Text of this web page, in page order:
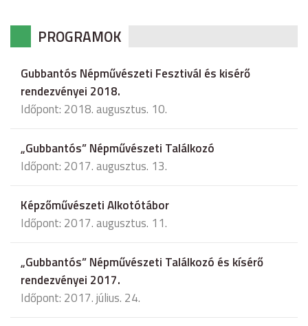
PROGRAMOK
Gubbantós Népművészeti Fesztivál és kisérő
rendezvényei 2018.
Időpont: 2018. augusztus. 10.
„Gubbantós” Népművészeti Találkozó
Időpont: 2017. augusztus. 13.
Képzőművészeti Alkotótábor
Időpont: 2017. augusztus. 11.
„Gubbantós” Népművészeti Találkozó és kísérő
rendezvényei 2017.
Időpont: 2017. július. 24.